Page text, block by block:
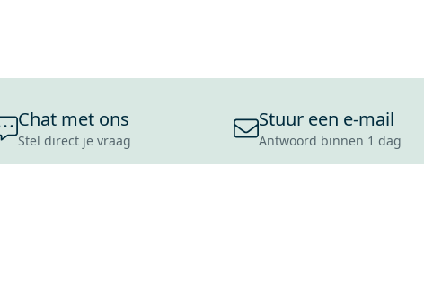
Chat met ons
Stel direct je vraag
Stuur een e-mail
Antwoord binnen 1 dag